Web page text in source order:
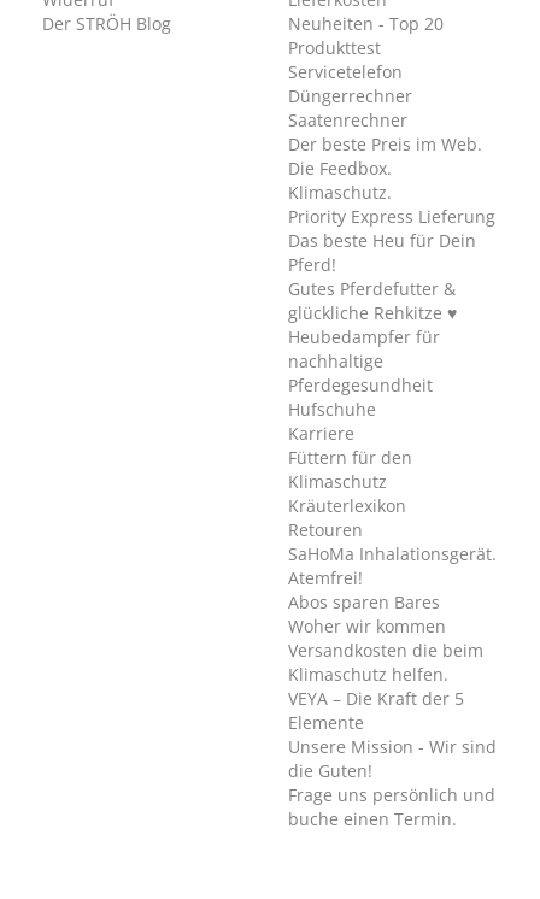
Der STRÖH Blog
Neuheiten - Top 20
Produkttest
Servicetelefon
Düngerrechner
Saatenrechner
Der beste Preis im Web.
Die Feedbox.
Klimaschutz.
Priority Express Lieferung
Das beste Heu für Dein
Pferd!
Gutes Pferdefutter &
glückliche Rehkitze ♥
Heubedampfer für
nachhaltige
Pferdegesundheit
Hufschuhe
Karriere
Füttern für den
Klimaschutz
Kräuterlexikon
Retouren
SaHoMa Inhalationsgerät.
Atemfrei!
Abos sparen Bares
Woher wir kommen
Versandkosten die beim
Klimaschutz helfen.
VEYA – Die Kraft der 5
Elemente
Unsere Mission - Wir sind
die Guten!
Frage uns persönlich und
buche einen Termin.